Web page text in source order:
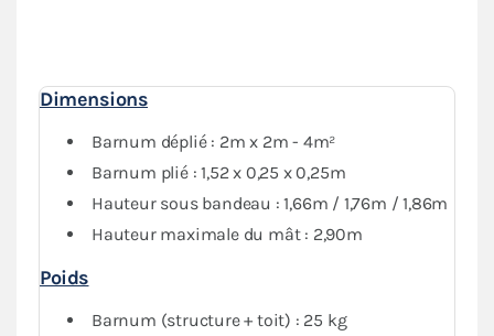
Dimensions
Barnum déplié : 2m x 2m - 4m²
Barnum plié : 1,52 x 0,25 x 0,25m
Hauteur sous bandeau : 1,66m / 1,76m / 1,86m
Hauteur maximale du mât : 2,90m
Poids
Barnum (structure + toit) : 25 kg